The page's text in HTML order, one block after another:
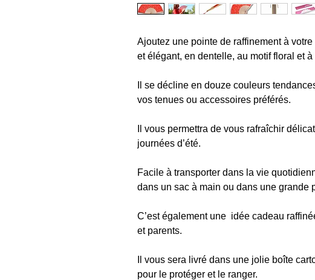
Ajoutez une pointe de raffinement à
et élégant, en dentelle, au motif floral et
Il se décline en douze couleurs
vos tenues ou accessoires préférés.
Il vous permettra de vous rafraîchir
journées d’été.
Facile à transporter dans la vie
dans un sac à main ou dans une grande
C’est également une idée cadeau
et parents.
Il vous sera livré dans une jolie boîte
pour le protéger et le ranger.